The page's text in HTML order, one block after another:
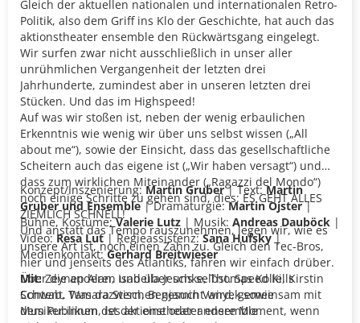
Gleich der aktuellen nationalen und internationalen Retro-
Politik, also dem Griff ins Klo der Geschichte, hat auch das
aktionstheater ensemble den Rückwärtsgang eingelegt.
Wir surfen zwar nicht ausschließlich in unser aller
unrühmlichen Vergangenheit der letzten drei
Jahrhunderte, zumindest aber in unseren letzten drei
Stücken. Und das im Highspeed!
Auf was wir stoßen ist, neben der wenig erbaulichen
Erkenntnis wie wenig wir über uns selbst wissen („All
about me“), sowie der Einsicht, dass das gesellschaftliche
Scheitern auch das eigene ist („Wir haben versagt“) und
dass zum wirklichen Miteinander („Ragazzi del Mondo“)
noch einige Schritte zu gehen sind, dies: ES GEHT ALLES
ZIEMLICH SCHNELL!
Und anstatt das Tempo rauszunehmen, legen wir, wie es
unsere Art ist, noch einen Zahn zu. Gleich den Tec-Bros,
hier und jenseits des Atlantiks, fahren wir einfach drüber.
Über die anderen und über uns selbst. Speed Kills
Content. Was dazwischen gesucht wird, gemeinsam mit
dem Publikum, ist der eine oder andere Moment, wenn
Konzept/Inszenierung:Martin Gruber| Text:Martin
Gruber und Ensemble| Dramaturgie:Martin Ojster|
Bühne, Kostüme:Valerie Lutz | Musik: Andreas Dauböck |
Video: Resa Lut | Regieassistenz:Sana Hufsky|
Medienkontakt:Gerhard Breitwieser
Mit:Zeynep Alan, Isabella Jeschke, Thomas Kolle, Kirstin
Schwab, Tamara Stern, Benjamin Vanyek sowie
Musiker:innen des aktionstheater ensemble